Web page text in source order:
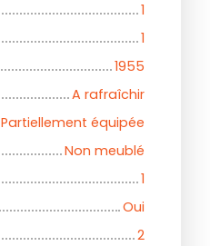
1
1
1955
A rafraîchir
Partiellement équipée
Non meublé
1
Oui
2